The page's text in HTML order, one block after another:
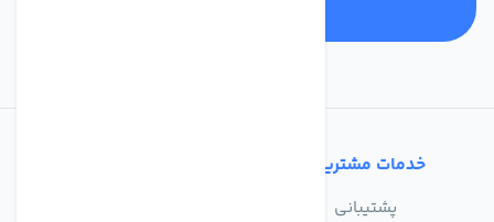
خدمات مشتریان
پشتیبانی